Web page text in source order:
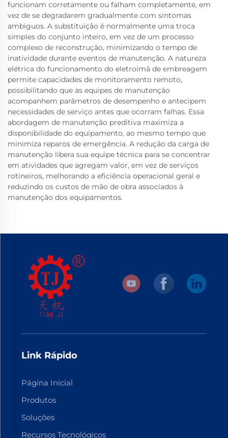
funcionam corretamente ou falham completamente, em
vez de se degradarem gradualmente com sintomas
ambíguos. A substituição é normalmente uma troca
simples do conjunto inteiro, em vez de um processo
complexo de reconstrução, minimizando o tempo de
inatividade durante eventos de manutenção. A natureza
elétrica do funcionamento do eletroímã de embreagem
permite capacidades de monitoramento remoto,
possibilitando que as equipes de manutenção
acompanhem parâmetros de desempenho e antecipem
necessidades de serviço antes que ocorram falhas. Essa
abordagem de manutenção preditiva maximiza a
disponibilidade do equipamento, ao mesmo tempo que
minimiza reparos de emergência. A redução da carga de
manutenção libera sua equipe técnica para se concentrar
em atividades que agregam valor, em vez de serviços
rotineiros, melhorando a eficiência operacional geral e
reduzindo os custos de mão de obra associados à
manutenção dos equipamentos.
Link Rápido
Página Inicial
Produtos
Soluções
Recursos Tecnológicos